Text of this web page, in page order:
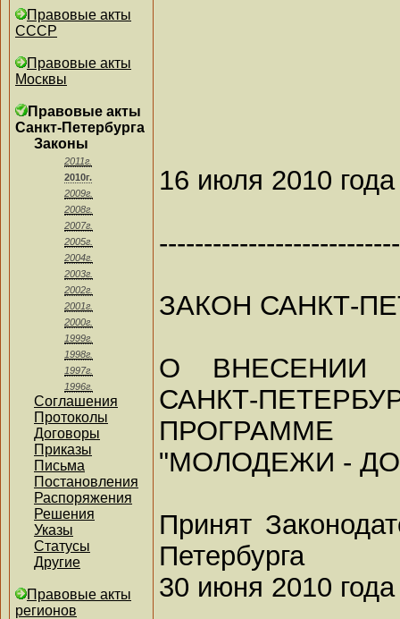
Правовые акты
СССР
Правовые акты
Москвы
Правовые акты
Санкт-Петербурга
Законы
2011г.
2010г.
2009г.
2008г.
2007г.
2005г.
2004г.
2003г.
2002г.
2001г.
2000г.
1999г.
1998г.
1997г.
1996г.
Соглашения
Протоколы
Договоры
Приказы
Письма
Постановления
Распоряжения
Решения
Указы
Статусы
Другие
Правовые акты
регионов
16 июля 2010
ЗАКОН САНКТ-
О ВНЕСЕНИИ
САНКТ-
ПРОГРАММЕ
"МОЛОДЕЖИ -
Принят
Петербурга
30 июня 2010 года